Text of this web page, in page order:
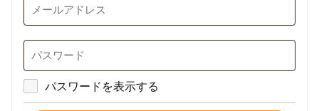
パスワードを表示する